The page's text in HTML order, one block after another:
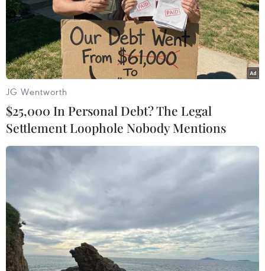
#Thành phố Hồ Chí Minh
#Châu Phát Tuấn
#Châu Phát Hùng
#Băng nhóm tội phạm
#Cưỡng đoạt tài sản
Tp. Hồ Chí Minh
JG Wentworth
$25,000 In Personal Debt? The Legal
Settlement Loophole Nobody Mentions